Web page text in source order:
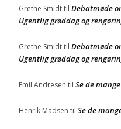
Grethe Smidttil Debatmøde
Ugentlig grøddag og
Grethe Smidttil Debatmøde
Ugentlig grøddag og
Emil Andresen til Se de
Henrik Madsen til Se de